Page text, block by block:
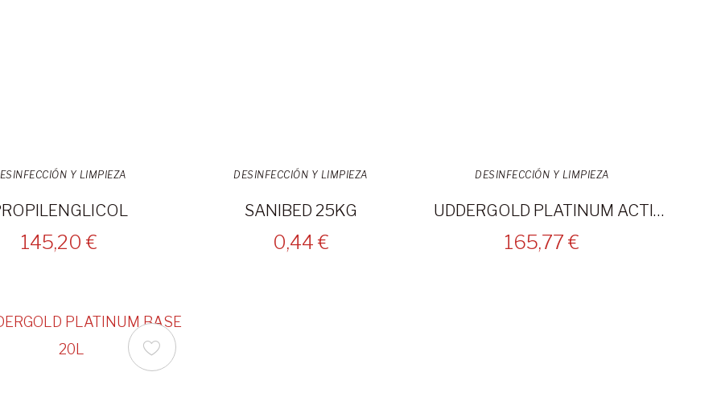
Y LIMPIEZA
145,20 €
DESINFECCIÓN Y LIMPIEZA
SANIBED 25KG
0,44 €
DESINFECCIÓN Y LIMPIEZA
UDDERGOLD PLATINUM ACTIVADOR 20L
165,77 €